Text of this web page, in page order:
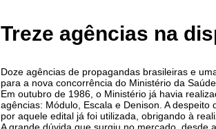
Treze agências na
Doze agências de propagandas brasileiras e
para a nova concorrência do Ministério da
Em outubro de 1986, o Ministério já havia
agências: Módulo, Escala e Denison. A
por aquele edital já foi utilizada, obrigando à